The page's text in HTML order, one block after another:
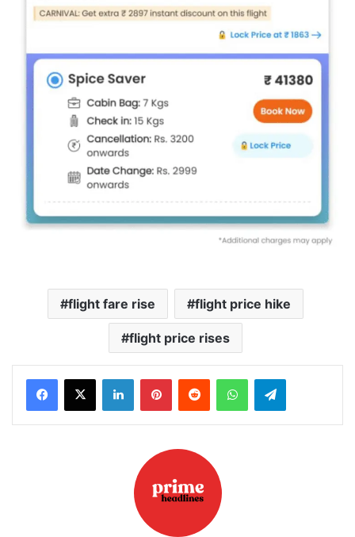
flight fare rise flight price hike
flight price rises
LinkedInPinterestReddit WhatsAppTelegram